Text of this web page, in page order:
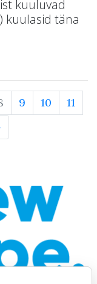
kuuluvad
kuulasid täna
9 10
11